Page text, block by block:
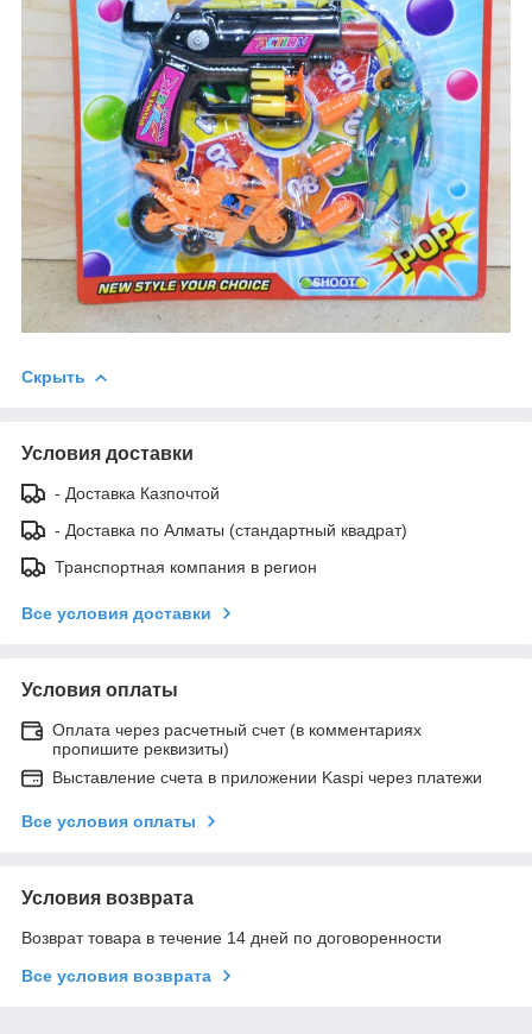
Скрыть
Условия доставки
- Доставка Казпочтой
- Доставка по Алматы (стандартный квадрат)
Транспортная компания в регион
Все условия доставки
Условия оплаты
Оплата через расчетный счет (в комментариях
пропишите реквизиты)
Выставление счета в приложении Kaspi через платежи
Все условия оплаты
Условия возврата
Возврат товара в течение 14 дней по договоренности
Все условия возврата